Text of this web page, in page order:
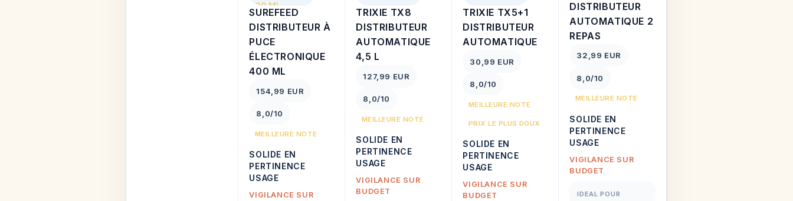
SUREFEED
DISTRIBUTEUR À
PUCE
ÉLECTRONIQUE
400 ML
154,99 EUR
8,0/10
MEILLEURE NOTE
SOLIDE EN
PERTINENCE
USAGE
VIGILANCE SUR
TRIXIE TX8
DISTRIBUTEUR
AUTOMATIQUE
4,5 L
127,99 EUR
8,0/10
MEILLEURE NOTE
SOLIDE EN
PERTINENCE
USAGE
VIGILANCE SUR
BUDGET
TRIXIE TX5+1
DISTRIBUTEUR
AUTOMATIQUE
30,99 EUR
8,0/10
MEILLEURE NOTE
PRIX LE PLUS DOUX
SOLIDE EN
PERTINENCE
USAGE
VIGILANCE SUR
BUDGET
DISTRIBUTEUR
AUTOMATIQUE 2
REPAS
32,99 EUR
8,0/10
MEILLEURE NOTE
SOLIDE EN
PERTINENCE
USAGE
VIGILANCE SUR
BUDGET
IDEAL POUR